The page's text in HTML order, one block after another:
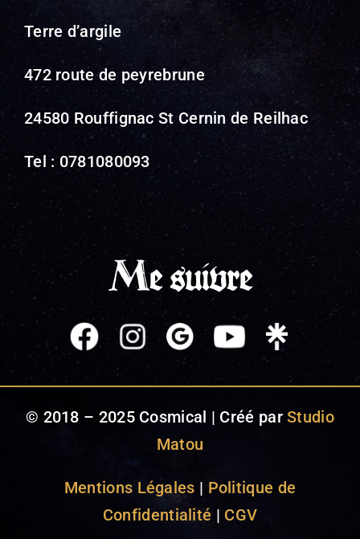
Terre d’argile
472 route de peyrebrune
24580 Rouffignac St Cernin de Reilhac
Tel : 0781080093
Me suivre
© 2018 – 2025 Cosmical | Créé parStudio
Matou
Mentions Légales | Politique de
Confidentialité | CGV